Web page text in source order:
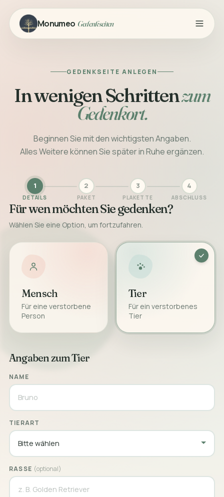
Monumeo Gedenkseiten
GEDENKSEITE ANLEGEN
In wenigen Schrittenzum
Gedenkort.
Beginnen Sie mit den wichtigsten Angaben.
Alles Weitere können Sie später in Ruhe ergänzen.
1
DETAILS
2
PAKET
3
PLAKETTE
4
ABSCHLUSS
Für wen möchten Sie gedenken?
Wählen Sie eine Option, um fortzufahren.
Mensch
Für eine verstorbene
Person
Tier
Für ein verstorbenes
Tier
Angaben zum Tier
NAME
TIERART
RASSE (optional)